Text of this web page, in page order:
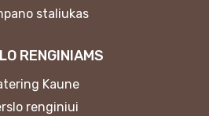
staliukas
RENGINIAMS
Kaune
renginiui